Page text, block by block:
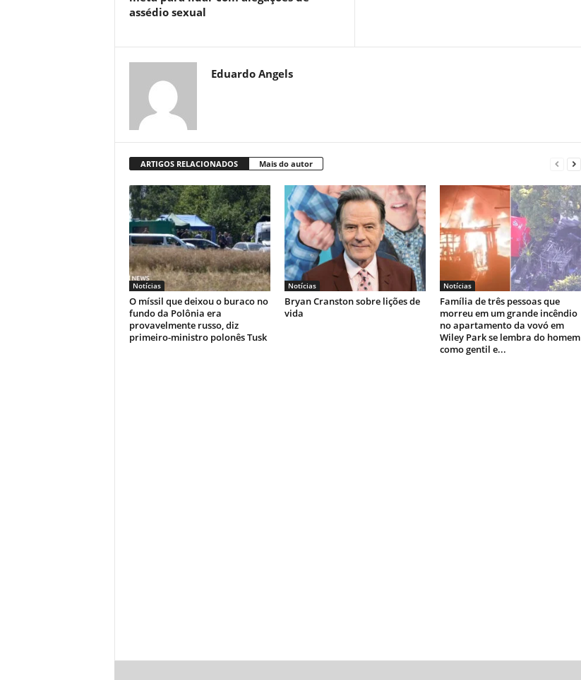
assédio sexual
Eduardo Angels
ARTIGOS RELACIONADOS Mais do autor
Notícias
O míssil que deixou o buraco no
fundo da Polônia era
provavelmente russo, diz
primeiro-ministro polonês Tusk
Notícias
Bryan Cranston sobre lições de
vida
Notícias
Família de três pessoas que
morreu em um grande incêndio
no apartamento da vovó em
Wiley Park se lembra do homem
como gentil e...